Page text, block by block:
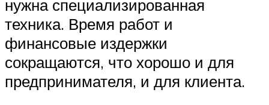
нужна специализированная
техника. Время работ и
финансовые издержки
сокращаются, что хорошо и для
предпринимателя, и для клиента.